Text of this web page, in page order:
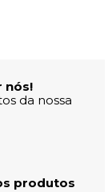
nós!
da nossa
produtos